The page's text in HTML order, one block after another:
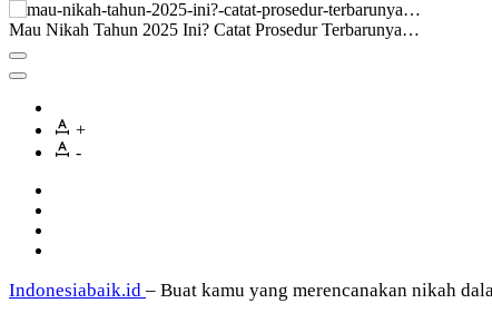
Mau Nikah Tahun 2025 Ini? Catat Prosedur Terbarunya…
+
-
Indonesiabaik.id – Buat kamu yang merencanakan nikah